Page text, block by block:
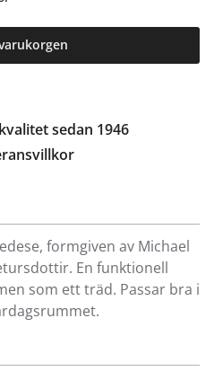
sedan 1946
formgiven av Michael
En funktionell
som ett träd. Passar bra i